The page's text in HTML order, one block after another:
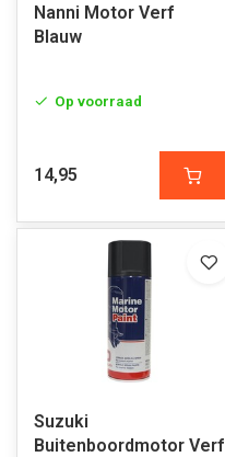
Nanni Motor Verf
Blauw
Op voorraad
14,95
Suzuki
Buitenboordmotor Verf